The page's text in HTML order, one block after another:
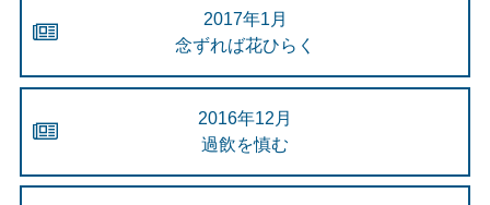
2017年1月
念ずれば花ひらく
2016年12月
過飲を慎む